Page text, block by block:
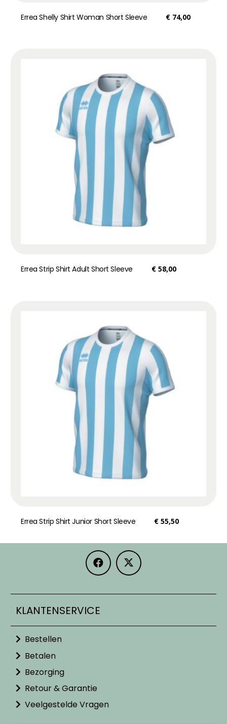
Errea Shelly Shirt Woman Short Sleeve € 74,00
Errea Strip Shirt Adult Short Sleeve €58,00
Errea Strip Shirt Junior Short Sleeve € 55,50
KLANTENSERVICE
Bestellen
Betalen
Bezorging
Retour & Garantie
Veelgestelde Vragen